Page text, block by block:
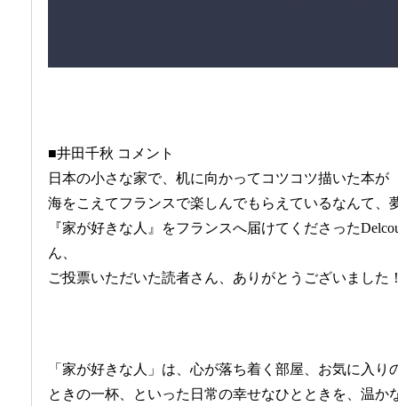
■井田千秋 コメント
日本の小さな家で、机に向かってコツコツ描いた本が
海をこえてフランスで楽しんでもらえているなんて、
『家が好きな人』をフランスへ届けてくださった
ん、
ご投票いただいた読者さん、ありがとうございました
「家が好きな人」は、心が落ち着く部屋、お気に入
ときの一杯、といった日常の幸せなひとときを、温か